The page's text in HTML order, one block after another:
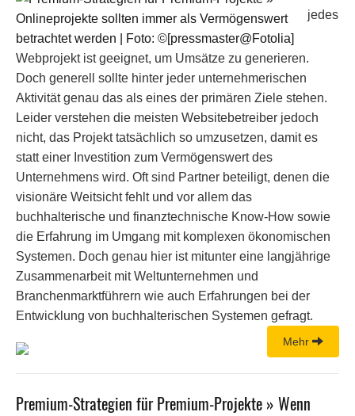
jedes
Webprojekt ist geeignet, um Umsätze zu generieren.
Doch generell sollte hinter jeder unternehmerischen
Aktivität genau das als eines der primären Ziele stehen.
Leider verstehen die meisten Websitebetreiber jedoch
nicht, das Projekt tatsächlich so umzusetzen, damit es
statt einer Investition zum Vermögenswert des
Unternehmens wird. Oft sind Partner beteiligt, denen die
visionäre Weitsicht fehlt und vor allem das
buchhalterische und finanztechnische Know-How sowie
die Erfahrung im Umgang mit komplexen ökonomischen
Systemen. Doch genau hier ist mitunter eine langjährige
Zusammenarbeit mit Weltunternehmen und
Branchenmarktführern wie auch Erfahrungen bei der
Entwicklung von buchhalterischen Systemen gefragt.
Mehr
Premium-Strategien für Premium-Projekte » Wenn